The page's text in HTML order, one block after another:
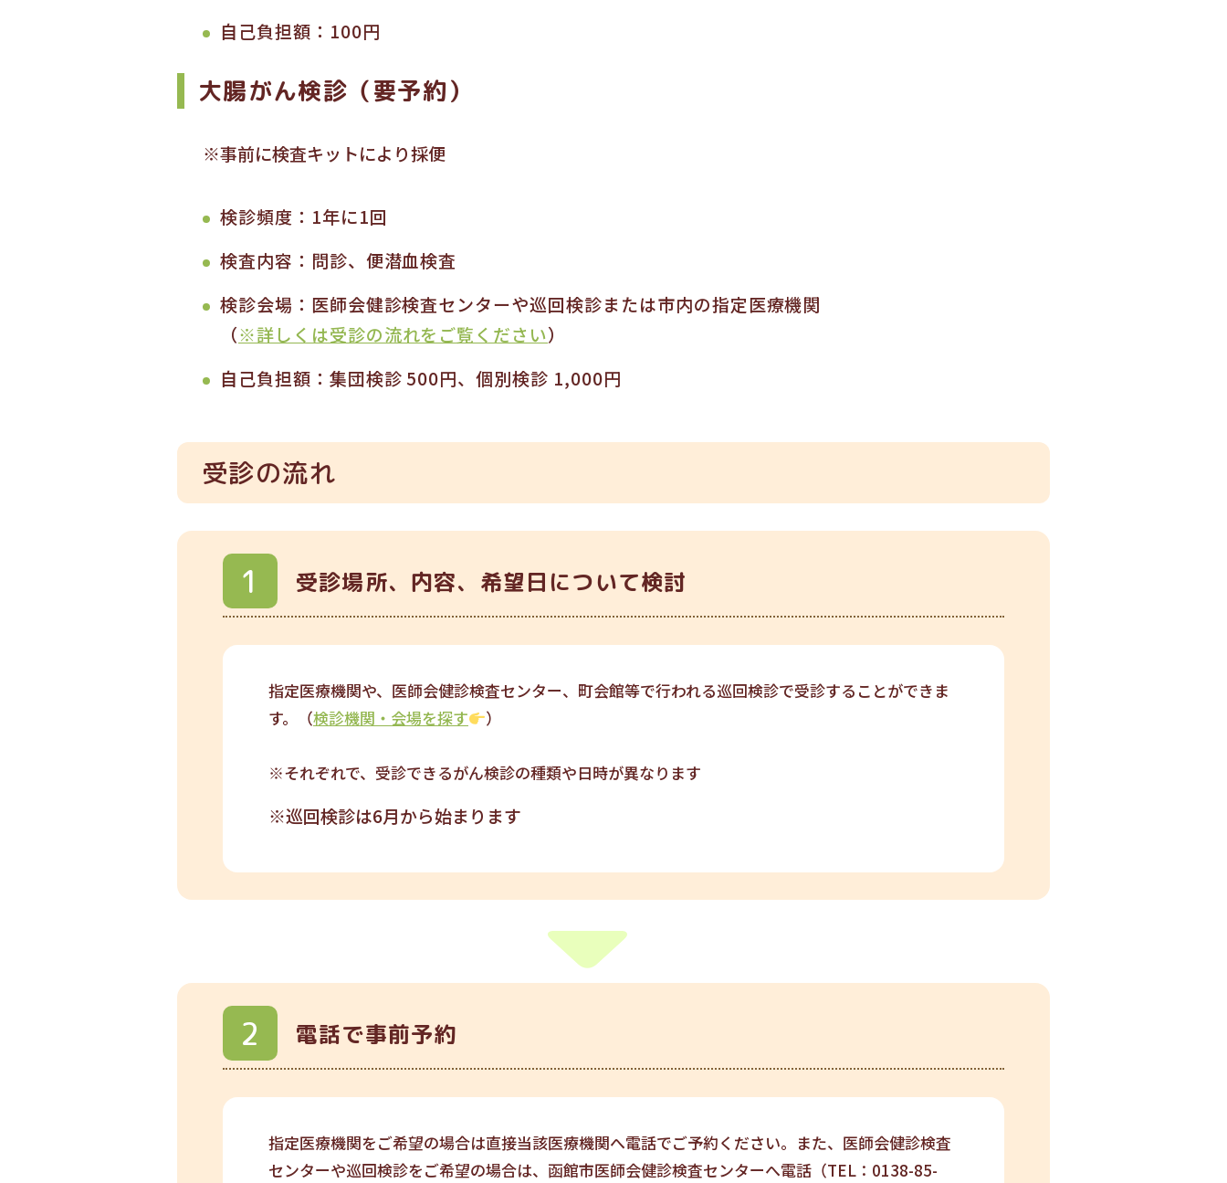
自己負担額：100円
大腸がん検診（要予約）
※事前に検査キットにより採便
検診頻度：1年に1回
検査内容：問診、便潜血検査
検診会場：医師会健診検査センターや巡回検診または市内の指定医療機関
（※詳しくは受診の流れをご覧ください）
自己負担額：集団検診 500円、個別検診 1,000円
受診の流れ
受診場所、内容、希望日について検討
指定医療機関や、医師会健診検査センター、町会館等で行われる巡回検診で受診することができま
す。（検診機関・会場を探す ）
※それぞれで、受診できるがん検診の種類や日時が異なります
※巡回検診は6月から始まります
電話で事前予約
指定医療機関をご希望の場合は直接当該医療機関へ電話でご予約ください。また、医師会健診検査
センターや巡回検診をご希望の場合は、函館市医師会健診検査センターへ電話（TEL：0138-85-